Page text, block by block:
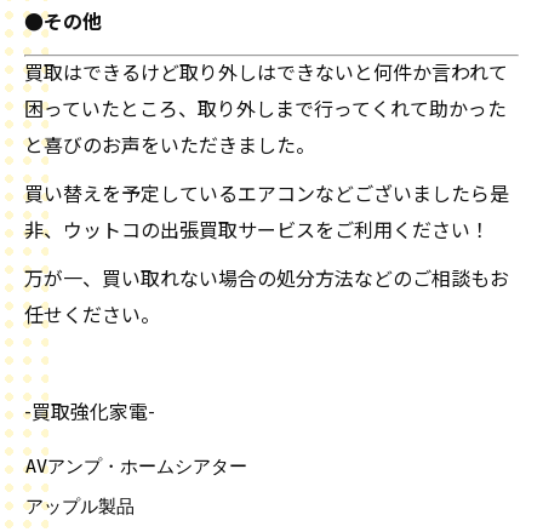
●その他
買取はできるけど取り外しはできないと何件か言われて
困っていたところ、取り外しまで行ってくれて助かった
と喜びのお声をいただきました。
買い替えを予定しているエアコンなどございましたら是
非、ウットコの出張買取サービスをご利用ください！
万が一、買い取れない場合の処分方法などのご相談もお
任せください。
-買取強化家電-
AVアンプ・ホームシアター
アップル製品